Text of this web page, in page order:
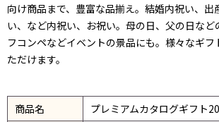
向け商品まで、豊富な品揃え。結婚内祝い、出
い、など内祝い、お祝い。母の日、父の日な
フコンペなどイベントの景品にも。様々なギフ
ただけます。
商品名
プレミアムカタログギフト